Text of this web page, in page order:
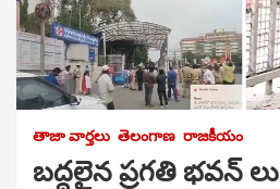
తాజా వార్తలు తెలంగాణ రాజకీయం
బద్దలైన ప్రగతి భవన్ లు